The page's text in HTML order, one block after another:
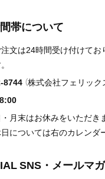
帯について
文は24時間受け付けて
8744 （株式会社フェリッ
月末はお休みをいただき
については右のカレンダ
SNS・メールマ